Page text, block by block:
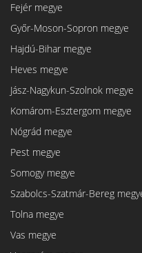
Fejér megye
Győr-Moson-Sopron megye
Hajdú-Bihar megye
Heves megye
Jász-Nagykun-Szolnok megye
Komárom-Esztergom megye
Nógrád megye
Pest megye
Somogy megye
Szabolcs-Szatmár-Bereg
Tolna megye
Vas megye